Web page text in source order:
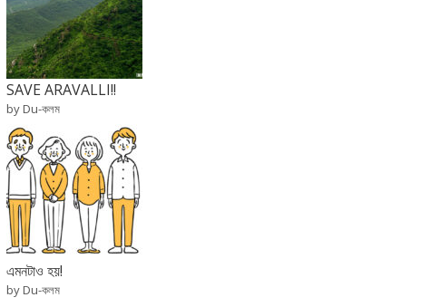
SAVE ARAVALLI!!
by Du-কলম
এমনটাও হয়!
by Du-কলম